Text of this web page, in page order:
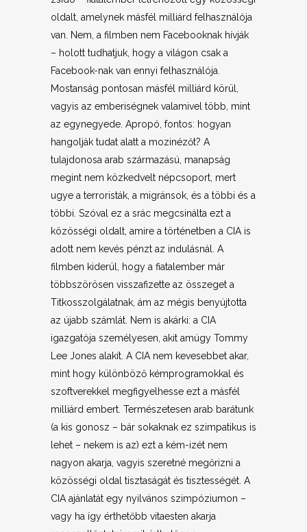
oldalt, amelynek másfél milliárd felhasználója
van. Nem, a filmben nem Facebooknak hívják
– holott tudhatjuk, hogy a világon csak a
Facebook-nak van ennyi felhasználója.
Mostanság pontosan másfél milliárd körül,
vagyis az emberiségnek valamivel több, mint
az egynegyede. Apropó, fontos: hogyan
hangolják tudat alatt a mozinézőt? A
tulajdonosa arab származású, manapság
megint nem közkedvelt népcsoport, mert
ugye a terroristák, a migránsok, és a többi és a
többi. Szóval ez a srác megcsinálta ezt a
közösségi oldalt, amire a történetben a CIA is
adott nem kevés pénzt az indulásnál. A
filmben kiderül, hogy a fiatalember már
többszörösen visszafizette az összeget a
Titkosszolgálatnak, ám az mégis benyújtotta
az újabb számlát. Nem is akárki: a CIA
igazgatója személyesen, akit amúgy Tommy
Lee Jones alakít. A CIA nem kevesebbet akar,
mint hogy különböző kémprogramokkal és
szoftverekkel megfigyelhesse ezt a másfél
milliárd embert. Természetesen arab barátunk
(a kis gonosz – bár sokaknak ez szimpatikus is
lehet – nekem is az) ezt a kém-izét nem
nagyon akarja, vagyis szeretné megőrizni a
közösségi oldal tisztaságát és tisztességét. A
CIA ajánlatát egy nyilvános szimpóziumon –
vagy ha így érthetőbb vitaesten akarja